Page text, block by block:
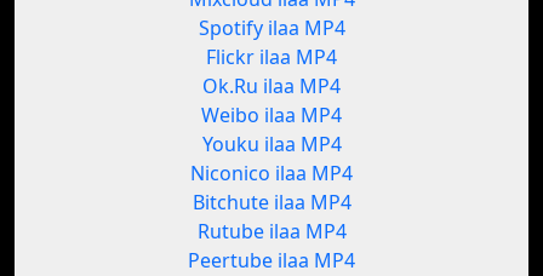
Spotify ilaa MP4
Flickr ilaa MP4
Ok.Ru ilaa MP4
Weibo ilaa MP4
Youku ilaa MP4
Niconico ilaa MP4
Bitchute ilaa MP4
Rutube ilaa MP4
Peertube ilaa MP4